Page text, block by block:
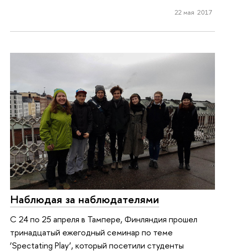
22 мая 2017
Наблюдая за наблюдателями
С 24 по 25 апреля в Тампере, Финляндия прошел
тринадцатый ежегодный семинар по теме
‘Spectating Play’, который посетили студенты